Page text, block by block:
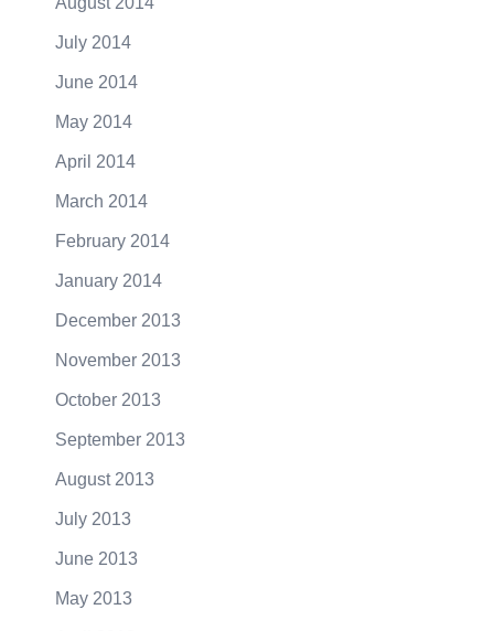
July 2014
June 2014
May 2014
April 2014
March 2014
February 2014
January 2014
December 2013
November 2013
October 2013
September 2013
August 2013
July 2013
June 2013
May 2013